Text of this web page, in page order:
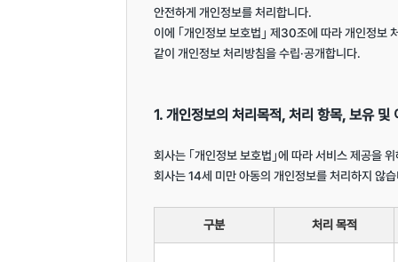
안전하게 개인정보를 처리합니다.
이에 ｢개인정보 보호법｣ 제30조에 따라 개인정보
같이 개인정보 처리방침을 수립·공개합니다.
1. 개인정보의 처리목적, 처리 항목, 보유 및
회사는 ｢개인정보 보호법｣에 따라 서비스 제공을
회사는 14세 미만 아동의 개인정보를 처리하지 않
구분 처리 목적